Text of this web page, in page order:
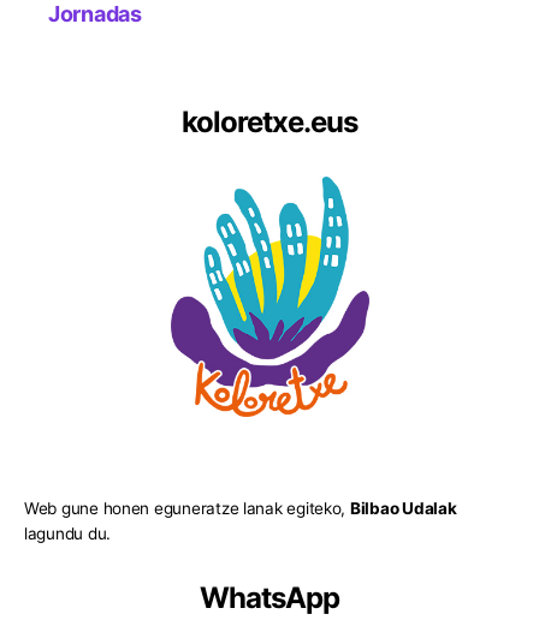
Jornadas
koloretxe.eus
Web gune honen eguneratze lanak egiteko, Bilbao Udalak
lagundu du.
WhatsApp